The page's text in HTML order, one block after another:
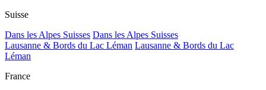
Suisse
Dans les Alpes Suisses Dans les Alpes Suisses
Lausanne & Bords du Lac Léman Lausanne & Bords du Lac
Léman
France